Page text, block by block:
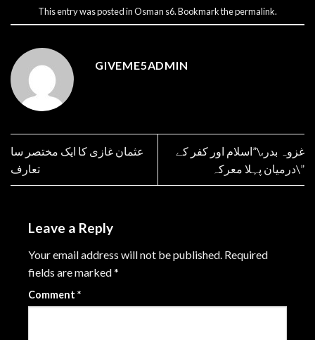
This entry was posted inOsman s6. Bookmark thepermalink.
GIVEME5ADMIN
عثمان غازی کا ایک مختصر سا
تعارف
غزوہ بدر،\”اسلام اور کفر کے
درمیان پہلا معرکہ\”
Leave a Reply
Your email address will not be published. Required
fields are marked*
Comment *